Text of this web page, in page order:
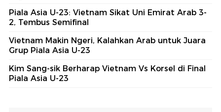
Piala Asia U-23: Vietnam Sikat Uni Emirat Arab 3-
2, Tembus Semifinal
Vietnam Makin Ngeri, Kalahkan Arab untuk Juara
Grup Piala Asia U-23
Kim Sang-sik Berharap Vietnam Vs Korsel di Final
Piala Asia U-23